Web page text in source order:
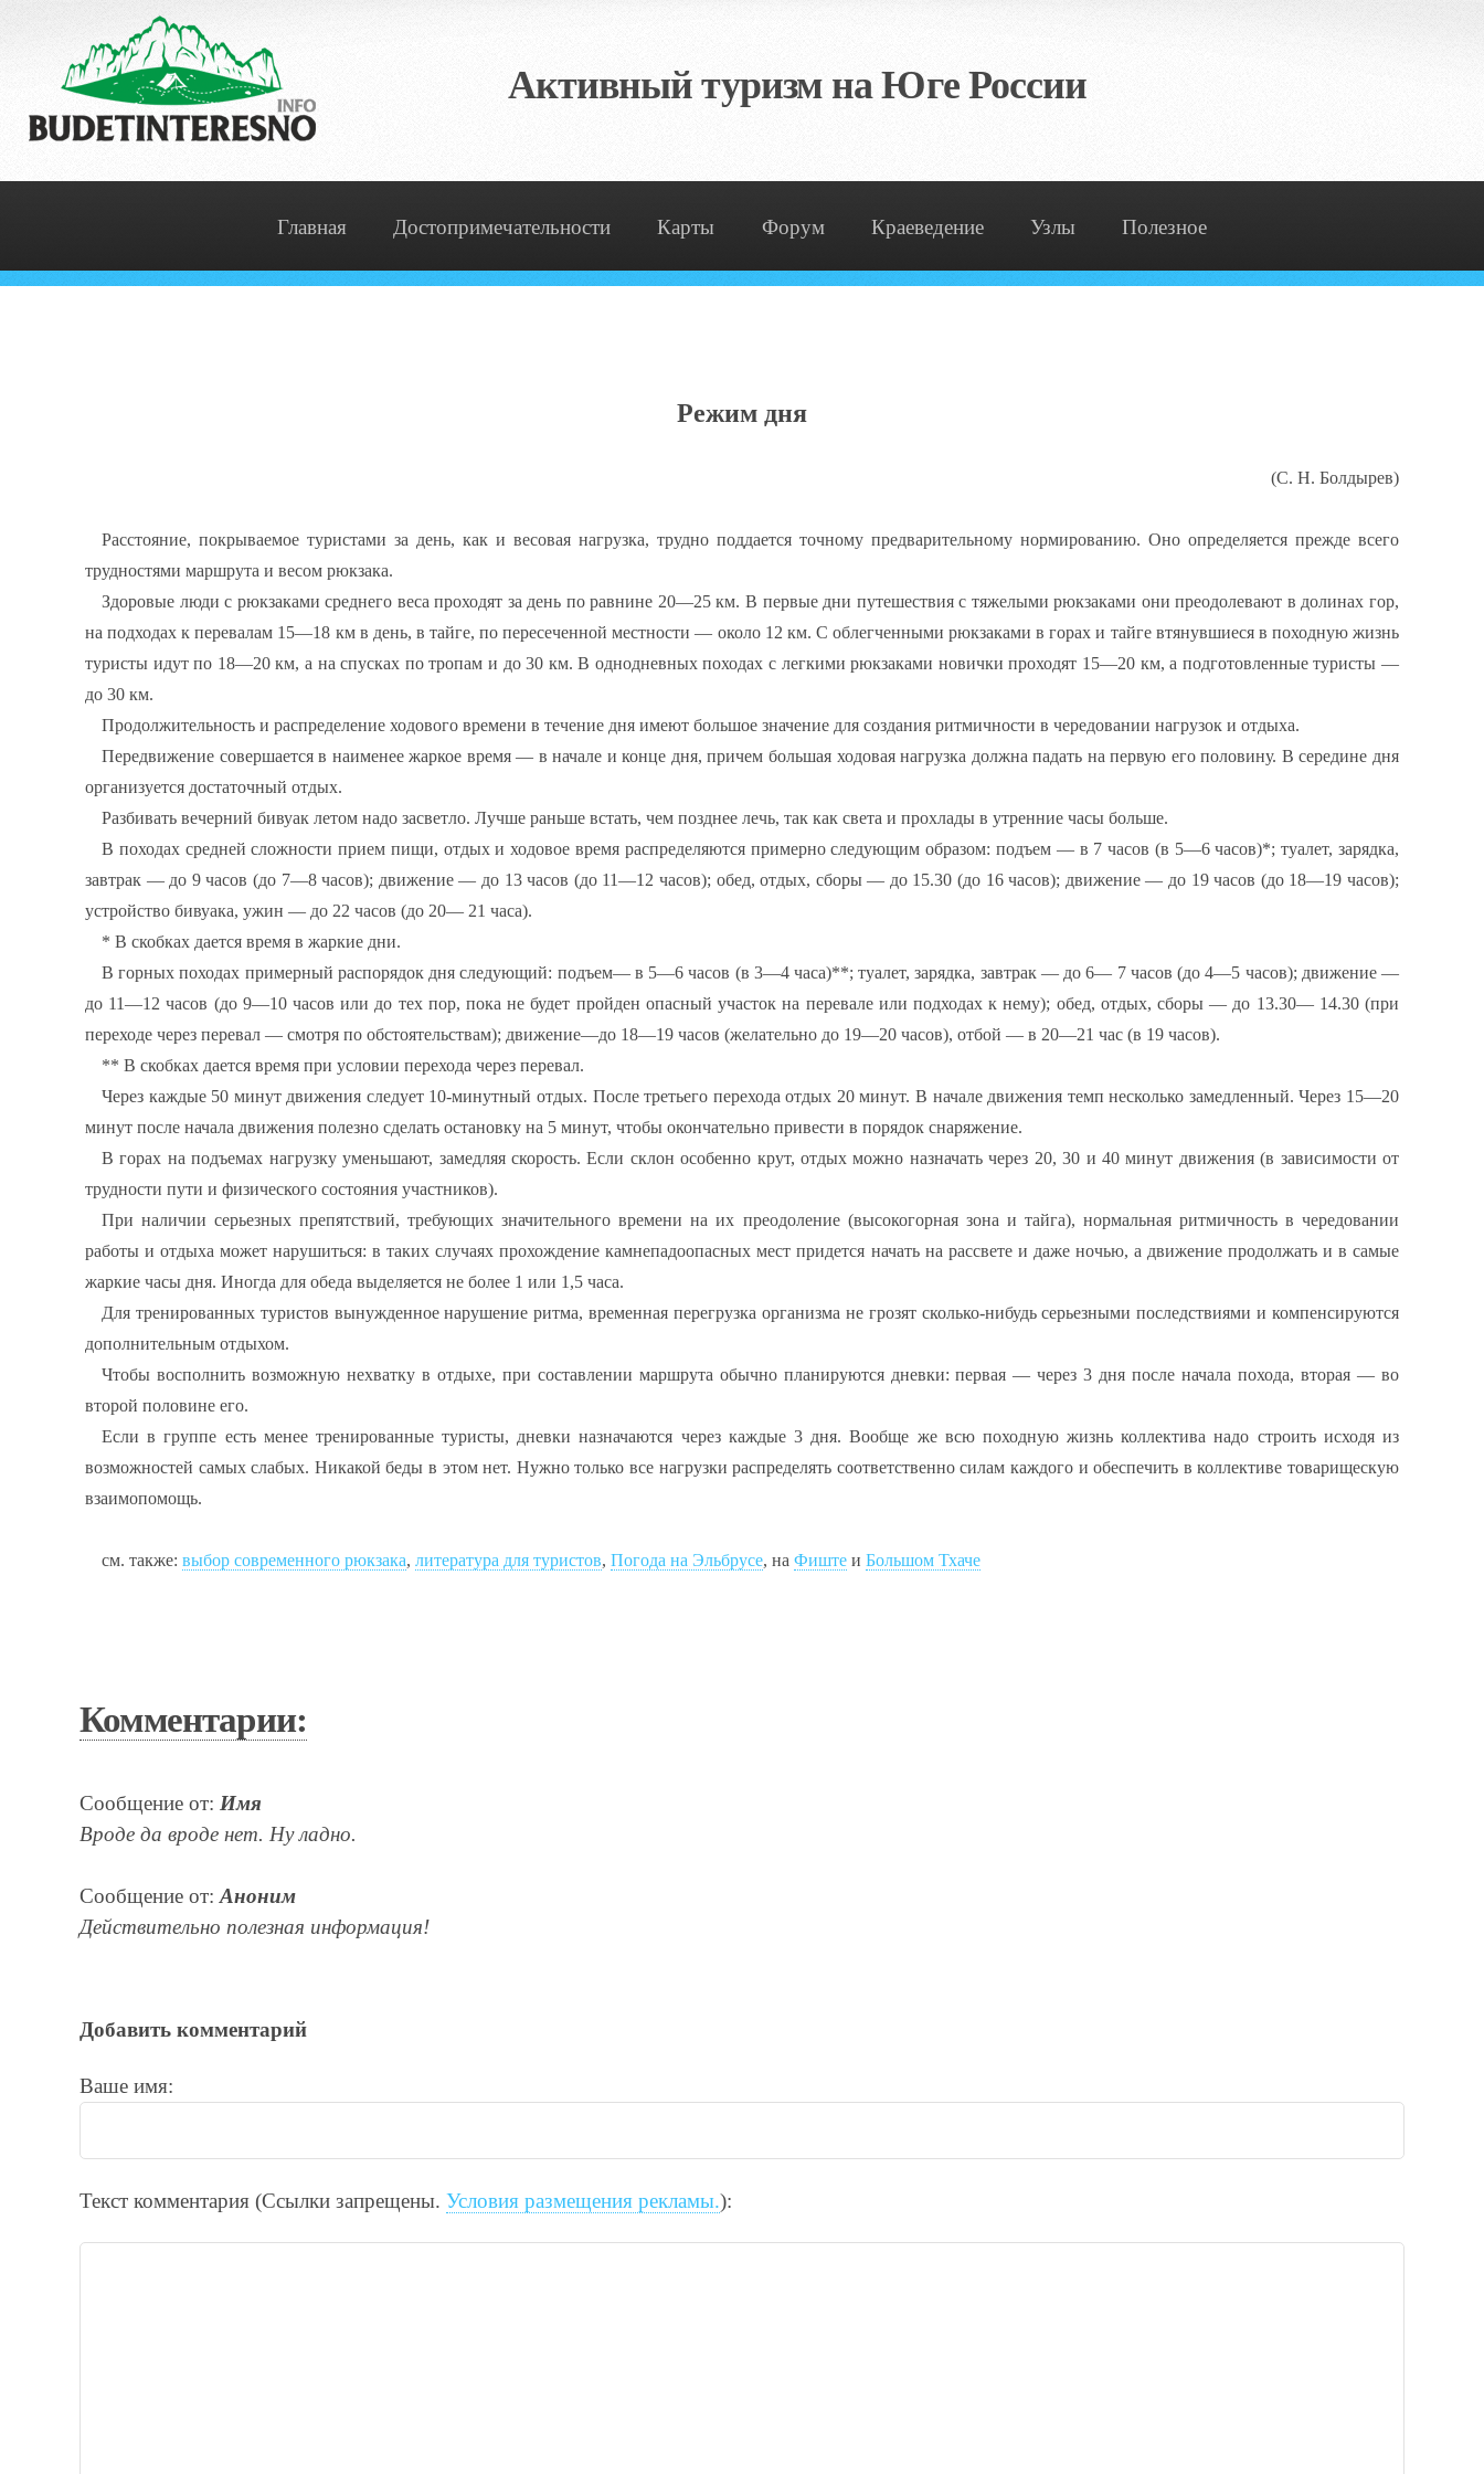
Активный туризм на Юге России
Главная Достопримечательности Карты Форум Краеведение Узлы Полезное
Режим дня
(С. Н. Болдырев)
Расстояние, покрываемое туристами за день, как и весовая нагрузка, трудно поддается точному предварительному нормированию. Оно определяется прежде всего
трудностями маршрута и весом рюкзака.
Здоровые люди с рюкзаками среднего веса проходят за день по равнине 20—25 км. В первые дни путешествия с тяжелыми рюкзаками они преодолевают в долинах гор,
на подходах к перевалам 15—18 км в день, в тайге, по пересеченной местности — около 12 км. С облегченными рюкзаками в горах и тайге втянувшиеся в походную жизнь
туристы идут по 18—20 км, а на спусках по тропам и до 30 км. В однодневных походах с легкими рюкзаками новички проходят 15—20 км, а подготовленные туристы —
до 30 км.
Продолжительность и распределение ходового времени в течение дня имеют большое значение для создания ритмичности в чередовании нагрузок и отдыха.
Передвижение совершается в наименее жаркое время — в начале и конце дня, причем большая ходовая нагрузка должна падать на первую его половину. В середине дня
организуется достаточный отдых.
Разбивать вечерний бивуак летом надо засветло. Лучше раньше встать, чем позднее лечь, так как света и прохлады в утренние часы больше.
В походах средней сложности прием пищи, отдых и ходовое время распределяются примерно следующим образом: подъем — в 7 часов (в 5—6 часов)*; туалет, зарядка,
завтрак — до 9 часов (до 7—8 часов); движение — до 13 часов (до 11—12 часов); обед, отдых, сборы — до 15.30 (до 16 часов); движение — до 19 часов (до 18—19 часов);
устройство бивуака, ужин — до 22 часов (до 20— 21 часа).
* В скобках дается время в жаркие дни.
В горных походах примерный распорядок дня следующий: подъем— в 5—6 часов (в 3—4 часа)**; туалет, зарядка, завтрак — до 6— 7 часов (до 4—5 часов); движение —
до 11—12 часов (до 9—10 часов или до тех пор, пока не будет пройден опасный участок на перевале или подходах к нему); обед, отдых, сборы — до 13.30— 14.30 (при
переходе через перевал — смотря по обстоятельствам); движение—до 18—19 часов (желательно до 19—20 часов), отбой — в 20—21 час (в 19 часов).
** В скобках дается время при условии перехода через перевал.
Через каждые 50 минут движения следует 10-минутный отдых. После третьего перехода отдых 20 минут. В начале движения темп несколько замедленный. Через 15—20
минут после начала движения полезно сделать остановку на 5 минут, чтобы окончательно привести в порядок снаряжение.
В горах на подъемах нагрузку уменьшают, замедляя скорость. Если склон особенно крут, отдых можно назначать через 20, 30 и 40 минут движения (в зависимости от
трудности пути и физического состояния участников).
При наличии серьезных препятствий, требующих значительного времени на их преодоление (высокогорная зона и тайга), нормальная ритмичность в чередовании
работы и отдыха может нарушиться: в таких случаях прохождение камнепадоопасных мест придется начать на рассвете и даже ночью, а движение продолжать и в самые
жаркие часы дня. Иногда для обеда выделяется не более 1 или 1,5 часа.
Для тренированных туристов вынужденное нарушение ритма, временная перегрузка организма не грозят сколько-нибудь серьезными последствиями и компенсируются
дополнительным отдыхом.
Чтобы восполнить возможную нехватку в отдыхе, при составлении маршрута обычно планируются дневки: первая — через 3 дня после начала похода, вторая — во
второй половине его.
Если в группе есть менее тренированные туристы, дневки назначаются через каждые 3 дня. Вообще же всю походную жизнь коллектива надо строить исходя из
возможностей самых слабых. Никакой беды в этом нет. Нужно только все нагрузки распределять соответственно силам каждого и обеспечить в коллективе товарищескую
взаимопомощь.
см. также: выбор современного рюкзака, литература для туристов, Погода на Эльбрусе, на Фиште и Большом Тхаче
Комментарии:
Сообщение от: Имя
Вроде да вроде нет. Ну ладно.
Сообщение от: Аноним
Действительно полезная информация!
Добавить комментарий
Ваше имя:
Текст комментария (Ссылки запрещены. Условия размещения рекламы.):